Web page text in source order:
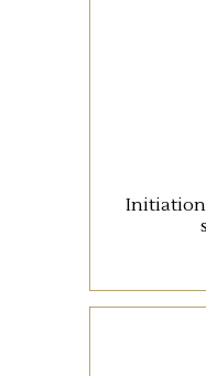
Initiation